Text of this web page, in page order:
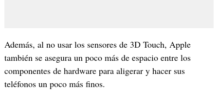
Además, al no usar los sensores de 3D Touch, Apple
también se asegura un poco más de espacio entre los
componentes de hardware para aligerar y hacer sus
teléfonos un poco más finos.